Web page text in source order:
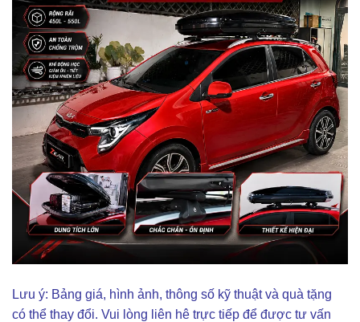
Lưu ý: Bảng giá, hình ảnh, thông số kỹ thuật và quà tặng
có thể thay đổi. Vui lòng liên hê trực tiếp để được tư vấn